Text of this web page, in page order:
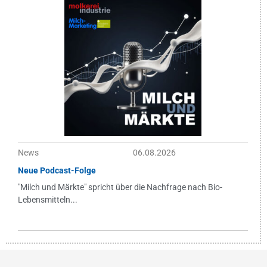
News
06.08.2026
Neue Podcast-Folge
"Milch und Märkte" spricht über die Nachfrage nach Bio-
Lebensmitteln...